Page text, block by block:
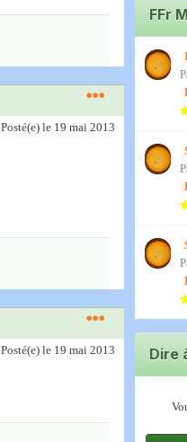
Posté(e) le 19 mai 2013
Posté(e) le 19 mai 2013
FFr
Dire